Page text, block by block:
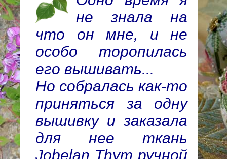
не знала на
что он мне, и не
особо торопилась
его вышивать...
Но собралась как-то
приняться за одну
вышивку и заказала
для нее ткань
Jobelan Thym ручной